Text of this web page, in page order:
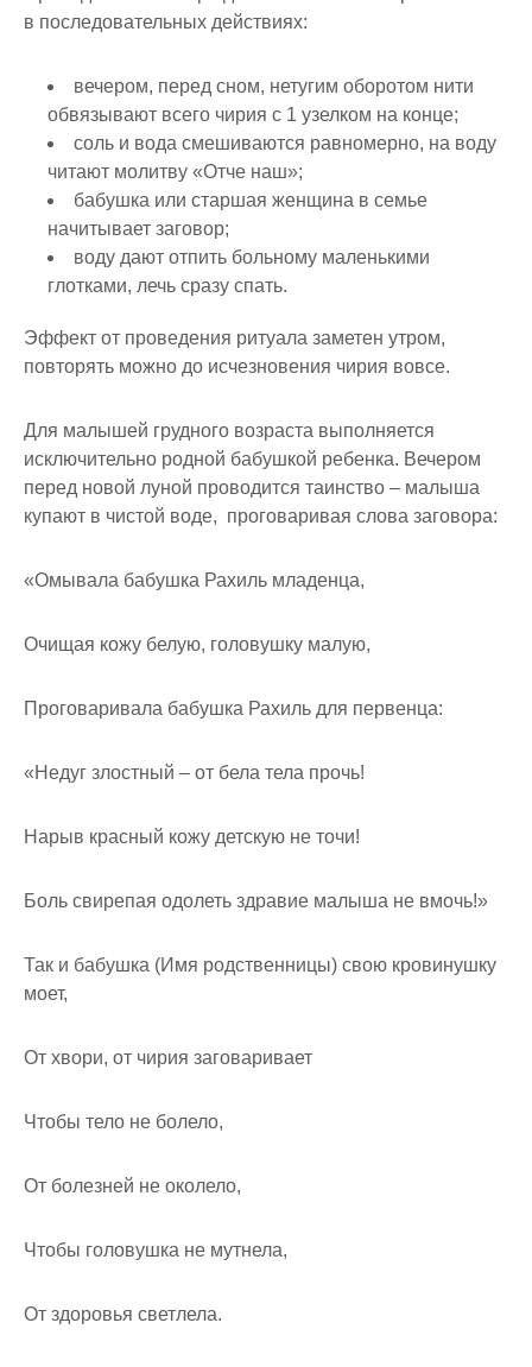
в последовательных действиях:
вечером, перед сном, нетугим оборотом нити
обвязывают всего чирия с 1 узелком на конце;
соль и вода смешиваются равномерно, на воду
читают молитву «Отче наш»;
бабушка или старшая женщина в семье
начитывает заговор;
воду дают отпить больному маленькими
глотками, лечь сразу спать.
Эффект от проведения ритуала заметен утром,
повторять можно до исчезновения чирия вовсе.
Для малышей грудного возраста выполняется
исключительно родной бабушкой ребенка. Вечером
перед новой луной проводится таинство – малыша
купают в чистой воде, проговаривая слова заговора:
«Омывала бабушка Рахиль младенца,
Очищая кожу белую, головушку малую,
Проговаривала бабушка Рахиль для первенца:
«Недуг злостный – от бела тела прочь!
Нарыв красный кожу детскую не точи!
Боль свирепая одолеть здравие малыша не вмочь!»
Так и бабушка (Имя родственницы) свою кровинушку
моет,
От хвори, от чирия заговаривает
Чтобы тело не болело,
От болезней не околело,
Чтобы головушка не мутнела,
От здоровья светлела.